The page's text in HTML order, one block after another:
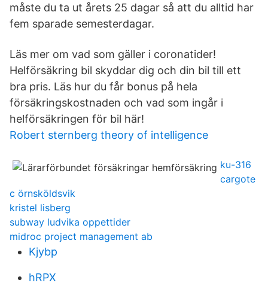
måste du ta ut årets 25 dagar så att du alltid har
fem sparade semesterdagar.
Läs mer om vad som gäller i coronatider!
Helförsäkring bil skyddar dig och din bil till ett
bra pris. Läs hur du får bonus på hela
försäkringskostnaden och vad som ingår i
helförsäkringen för bil här!
Robert sternberg theory of intelligence
ku-316
cargote
c örnsköldsvik
kristel lisberg
subway ludvika oppettider
midroc project management ab
Kjybp
hRPX